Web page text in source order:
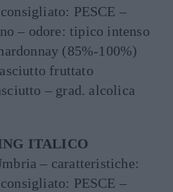
PESCE –
– odore: tipico intenso
(85%-100%)
fruttato
– grad. alcolica
ITALICO
– caratteristiche:
PESCE –